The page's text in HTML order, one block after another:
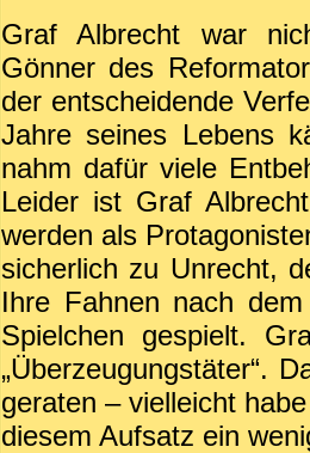
Graf Albrecht war
Gönner des
der entscheidende
Jahre seines Lebens
nahm dafür viele
Leider ist Graf
werden als
sicherlich zu Unrecht,
Ihre Fahnen nach
Spielchen gespielt.
„Überzeugungstäter“.
geraten – vielleicht
diesem Aufsatz ein